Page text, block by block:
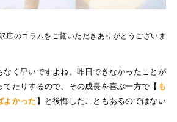
店のコラムをご覧いただきありがとうございま
なく早いですよね。昨日できなかったことが
たりするので、その成長を喜ぶ一方で【 も
よかった】と後悔したこともあるのではない